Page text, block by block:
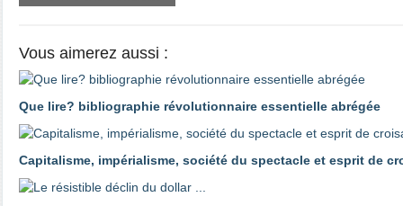
Vous aimerez aussi :
Que lire? bibliographie révolutionnaire essentielle abrégée
Capitalisme, impérialisme, société du spectacle et esprit de